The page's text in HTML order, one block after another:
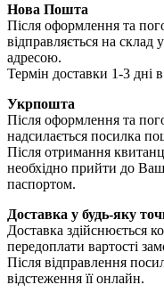
Нова Пошта
Після оформлення та
відправляється на
адресою.
Термін доставки 1-3 дні в
Укрпошта
Після оформлення та
надсилається посилка
Після отримання
необхідно прийти до
паспортом.
Доставка у будь-яку
Доставка здійснюється
передоплати вартості
Після відправлення
відстеження її онлайн.